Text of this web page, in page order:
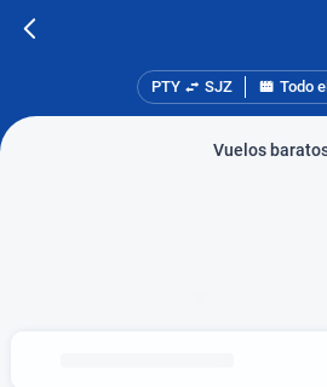
PTY SJZ Todo
Vuelos